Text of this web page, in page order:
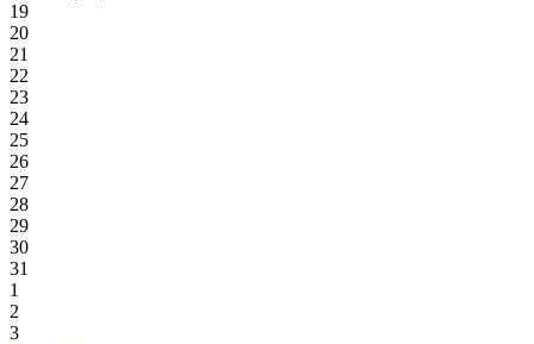
19
20
21
22
23
24
25
26
27
28
29
30
31
1
2
3